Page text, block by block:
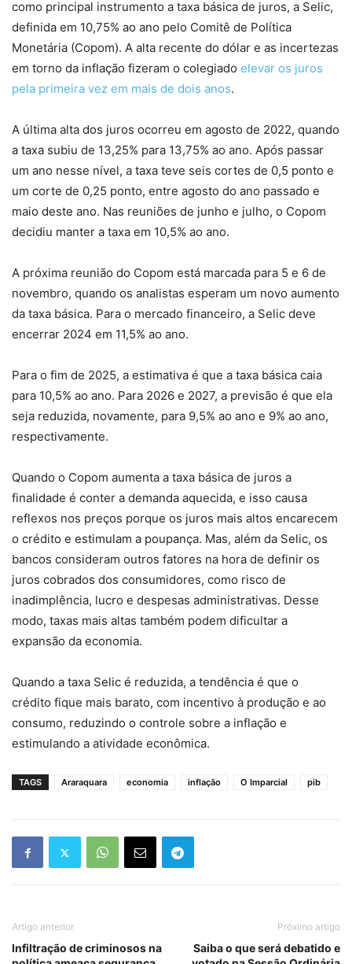
como principal instrumento a taxa básica de juros, a Selic,
definida em 10,75% ao ano pelo Comitê de Política
Monetária (Copom). A alta recente do dólar e as incertezas
em torno da inflação fizeram o colegiado elevar os juros
pela primeira vez em mais de dois anos.
A última alta dos juros ocorreu em agosto de 2022, quando
a taxa subiu de 13,25% para 13,75% ao ano. Após passar
um ano nesse nível, a taxa teve seis cortes de 0,5 ponto e
um corte de 0,25 ponto, entre agosto do ano passado e
maio deste ano. Nas reuniões de junho e julho, o Copom
decidiu manter a taxa em 10,5% ao ano.
A próxima reunião do Copom está marcada para 5 e 6 de
novembro, quando os analistas esperam um novo aumento
da taxa básica. Para o mercado financeiro, a Selic deve
encerrar 2024 em 11,5% ao ano.
Para o fim de 2025, a estimativa é que a taxa básica caia
para 10,5% ao ano. Para 2026 e 2027, a previsão é que ela
seja reduzida, novamente, para 9,5% ao ano e 9% ao ano,
respectivamente.
Quando o Copom aumenta a taxa básica de juros a
finalidade é conter a demanda aquecida, e isso causa
reflexos nos preços porque os juros mais altos encarecem
o crédito e estimulam a poupança. Mas, além da Selic, os
bancos consideram outros fatores na hora de definir os
juros cobrados dos consumidores, como risco de
inadimplência, lucro e despesas administrativas. Desse
modo, taxas mais altas também podem dificultar a
expansão da economia.
Quando a taxa Selic é reduzida, a tendência é que o
crédito fique mais barato, com incentivo à produção e ao
consumo, reduzindo o controle sobre a inflação e
estimulando a atividade econômica.
TAGS Araraquara economia inflação O Imparcial pib
Artigo anterior
Infiltração de criminosos na
Próximo artigo
Saiba o que será debatido e